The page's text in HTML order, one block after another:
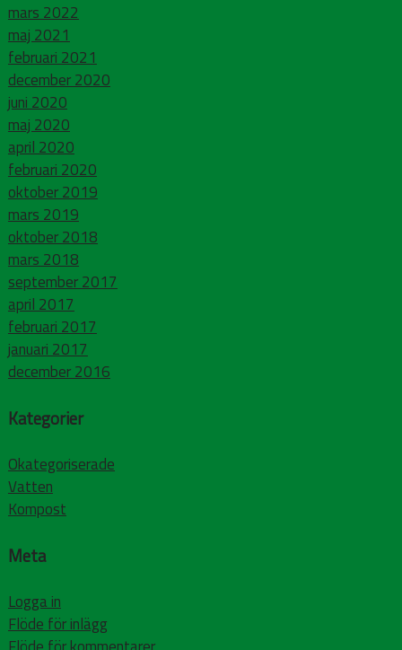
mars 2022
maj 2021
februari 2021
december 2020
juni 2020
maj 2020
april 2020
februari 2020
oktober 2019
mars 2019
oktober 2018
mars 2018
september 2017
april 2017
februari 2017
januari 2017
december 2016
Kategorier
Okategoriserade
Vatten
Kompost
Meta
Logga in
Flöde för inlägg